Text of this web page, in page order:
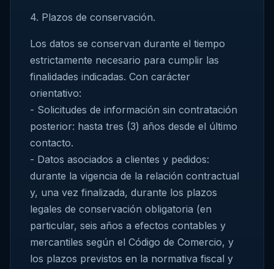
4. Plazos de conservación.
Los datos se conservan durante el tiempo
estrictamente necesario para cumplir las
finalidades indicadas. Con carácter
orientativo:
- Solicitudes de información sin contratación
posterior: hasta tres (3) años desde el último
contacto.
- Datos asociados a clientes y pedidos:
durante la vigencia de la relación contractual
y, una vez finalizada, durante los plazos
legales de conservación obligatoria (en
particular, seis años a efectos contables y
mercantiles según el Código de Comercio, y
los plazos previstos en la normativa fiscal y